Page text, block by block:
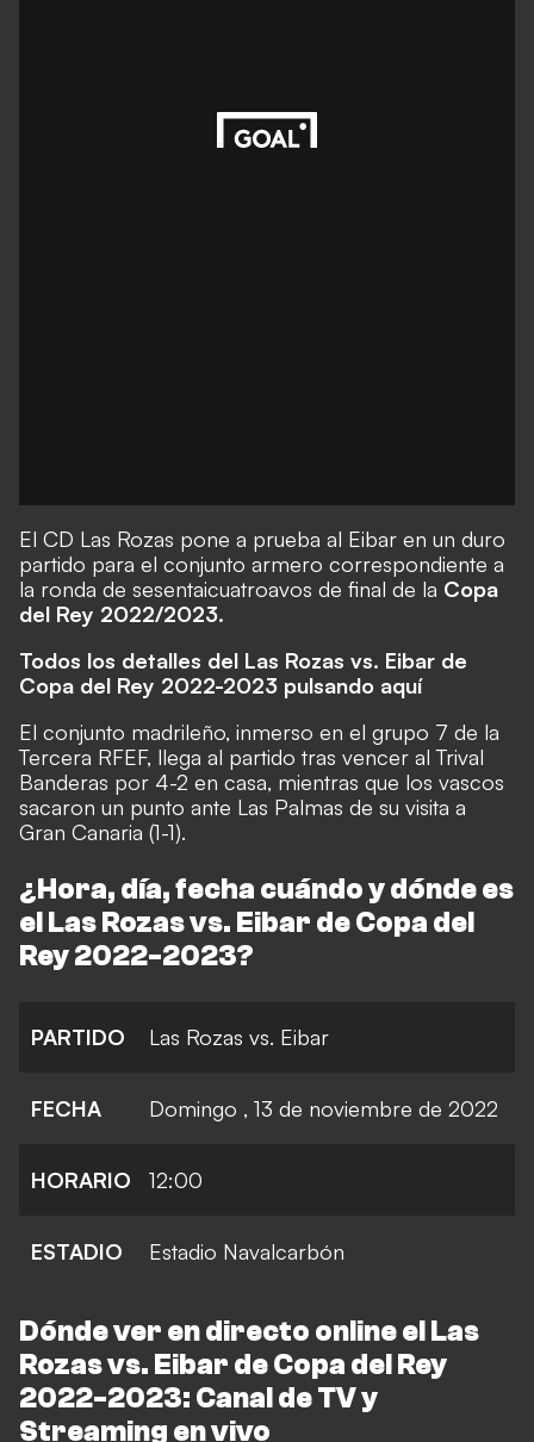
El CD Las Rozas pone a prueba al Eibar en un duro
partido para el conjunto armero correspondiente a
la ronda de sesentaicuatroavos de final de la Copa
del Rey 2022/2023.
Todos los detalles del Las Rozas vs. Eibar de
Copa del Rey 2022-2023 pulsando aquí
El conjunto madrileño, inmerso en el grupo 7 de la
Tercera RFEF, llega al partido tras vencer al Trival
Banderas por 4-2 en casa, mientras que los vascos
sacaron un punto ante Las Palmas de su visita a
Gran Canaria (1-1).
¿Hora, día, fecha cuándo y dónde es
el Las Rozas vs. Eibar de Copa del
Rey 2022-2023?
PARTIDO Las Rozas vs. Eibar
FECHA Domingo , 13 de noviembre de 2022
HORARIO 12:00
ESTADIO Estadio Navalcarbón
Dónde ver en directo online el Las
Rozas vs. Eibar de Copa del Rey
2022-2023: Canal de TV y
Streaming en vivo